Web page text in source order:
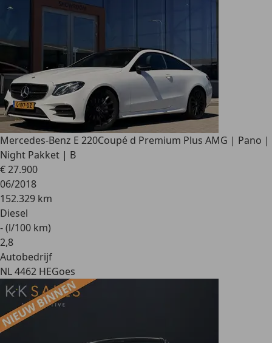
Mercedes-Benz E 220Coupé d Premium Plus AMG | Pano |
Night Pakket | B
€ 27.900
06/2018
152.329 km
Diesel
- (l/100 km)
2,8
Autobedrijf
NL 4462 HEGoes